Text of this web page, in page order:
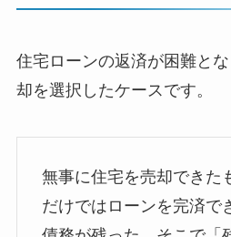
住宅ローンの返済が困難と
却を選択したケースです。
無事に住宅を売却できた
だけではローンを完済で